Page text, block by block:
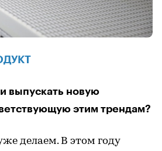
выпускать новую
этим трендам?
делаем. В этом году